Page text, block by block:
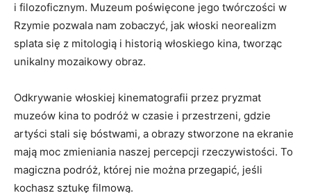
i filozoficznym. Muzeum poświęcone ‍jego twórczości w
‌Rzymie⁤ pozwala ⁤nam ‌zobaczyć,‌ jak włoski neorealizm
splata‍ się z mitologią i ⁣historią⁣ włoskiego kina, tworząc
unikalny mozaikowy ⁢obraz.
Odkrywanie włoskiej kinematografii ⁢przez pryzmat
muzeów kina⁢ to podróż w⁣ czasie i przestrzeni, gdzie
⁤artyści⁣ stali się bóstwami, a obrazy stworzone⁢ na ekranie​
mają moc zmieniania ⁢naszej percepcji rzeczywistości. To
magiczna podróż, której nie można przegapić,⁤ jeśli‌
kochasz sztukę filmową.